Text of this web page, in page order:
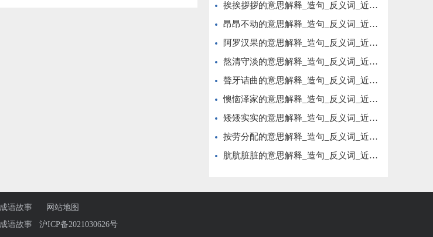
挨挨拶拶的意思解释_造句_反义词_近义词_成语故事
昂昂不动的意思解释_造句_反义词_近义词_成语故事
阿罗汉果的意思解释_造句_反义词_近义词_成语故事
熬清守淡的意思解释_造句_反义词_近义词_成语故事
聱牙诘曲的意思解释_造句_反义词_近义词_成语故事
懊恼泽家的意思解释_造句_反义词_近义词_成语故事
矮矮实实的意思解释_造句_反义词_近义词_成语故事
按劳分配的意思解释_造句_反义词_近义词_成语故事
肮肮脏脏的意思解释_造句_反义词_近义词_成语故事
成语故事
网站地图
成语故事 沪ICP备2021030626号